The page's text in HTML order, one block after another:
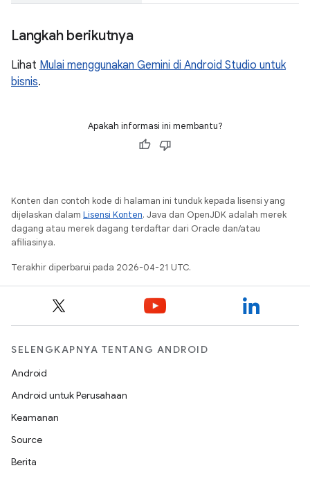
Langkah berikutnya
Lihat Mulai menggunakan Gemini di Android Studio untuk
bisnis.
Apakah informasi ini membantu?
Konten dan contoh kode di halaman ini tunduk kepada lisensi yang
dijelaskan dalam Lisensi Konten. Java dan OpenJDK adalah merek
dagang atau merek dagang terdaftar dari Oracle dan/atau
afiliasinya.
Terakhir diperbarui pada 2026-04-21 UTC.
SELENGKAPNYA TENTANG ANDROID
Android
Android untuk Perusahaan
Keamanan
Source
Berita